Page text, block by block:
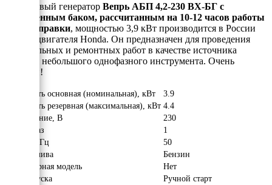
Бензиновый генератор Вепрь АБП 4,2-230 ВХ-БГ с
увеличенным баком, рассчитанным на 10-12 часов работы
без дозаправки, мощностью 3,9 кВт производится в России
на базе двигателя Honda. Он предназначен для проведения
строительных и ремонтных работ в качестве источника
питания небольшого однофазного инструмента. Очень
надёжен!
Мощность основная (номинальная), кВт
3.9
Мощность резервная (максимальная), кВт 4.4
Напряжение, В
230
Число фаз
1
Частота, Гц
50
Вид топлива
Бензин
Инверторная модель
Нет
Тип запуска
Ручной старт